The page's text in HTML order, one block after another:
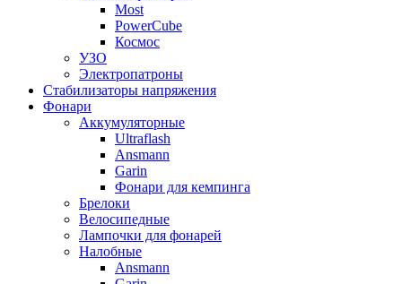
Most
PowerCube
Космос
УЗО
Электропатроны
Стабилизаторы напряжения
Фонари
Аккумуляторные
Ultraflash
Ansmann
Garin
Фонари для кемпинга
Брелоки
Велосипедные
Лампочки для фонарей
Налобные
Ansmann